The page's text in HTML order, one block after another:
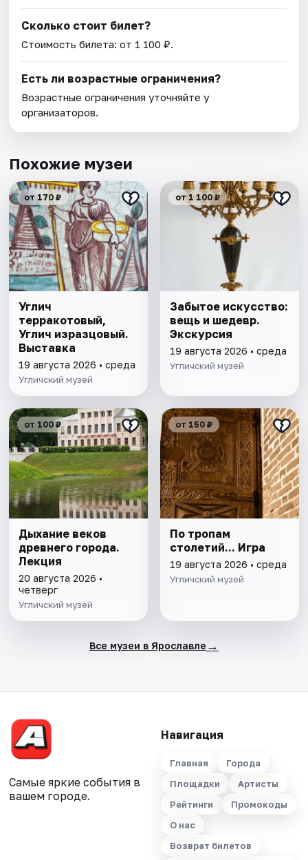
Сколько стоит билет?
Стоимость билета: от 1 100 ₽.
Есть ли возрастные ограничения?
Возрастные ограничения уточняйте у
организаторов.
Похожие музеи
от 170 ₽
Углич
терракотовый,
Углич изразцовый.
Выставка
19 августа 2026 • среда
Угличский музей
от 1 100 ₽
Забытое искусство:
вещь и шедевр.
Экскурсия
19 августа 2026 • среда
Угличский музей
от 100 ₽
Дыхание веков
древнего города.
Лекция
20 августа 2026 •
четверг
Угличский музей
от 150 ₽
По тропам
столетий... Игра
19 августа 2026 • среда
Угличский музей
Все музеи в Ярославле →
Самые яркие события в
вашем городе.
Навигация
Главная
Города
Площадки
Артисты
Рейтинги
Промокоды
О нас
Возврат билетов